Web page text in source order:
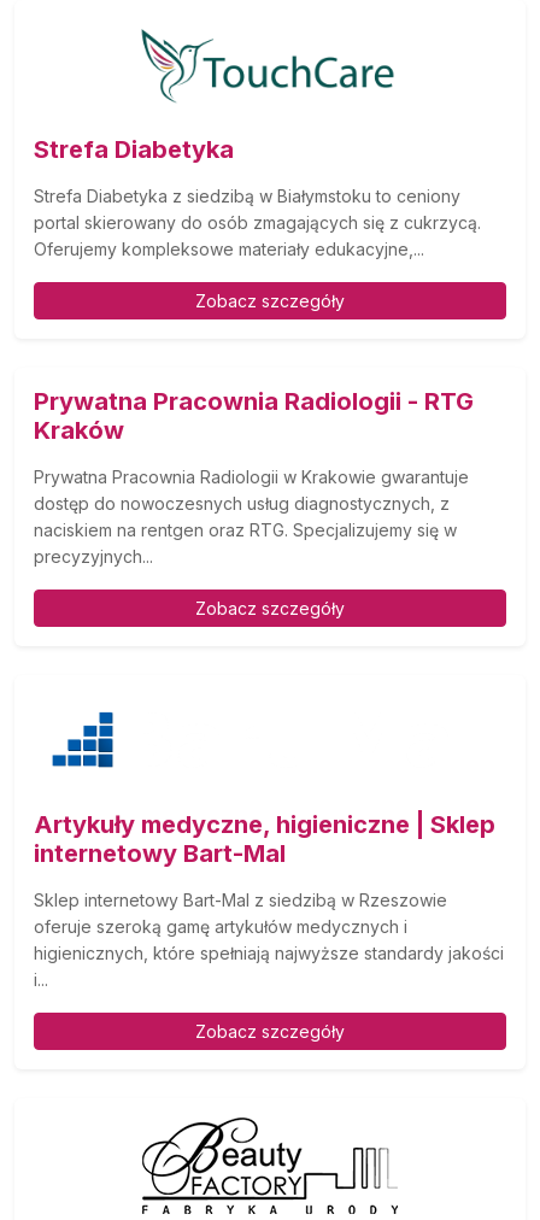
Strefa Diabetyka
Strefa Diabetyka z siedzibą w Białymstoku to ceniony
portal skierowany do osób zmagających się z cukrzycą.
Oferujemy kompleksowe materiały edukacyjne,...
Zobacz szczegóły
Prywatna Pracownia Radiologii - RTG
Kraków
Prywatna Pracownia Radiologii w Krakowie gwarantuje
dostęp do nowoczesnych usług diagnostycznych, z
naciskiem na rentgen oraz RTG. Specjalizujemy się w
precyzyjnych...
Zobacz szczegóły
Artykuły medyczne, higieniczne | Sklep
internetowy Bart-Mal
Sklep internetowy Bart-Mal z siedzibą w Rzeszowie
oferuje szeroką gamę artykułów medycznych i
higienicznych, które spełniają najwyższe standardy jakości
i...
Zobacz szczegóły